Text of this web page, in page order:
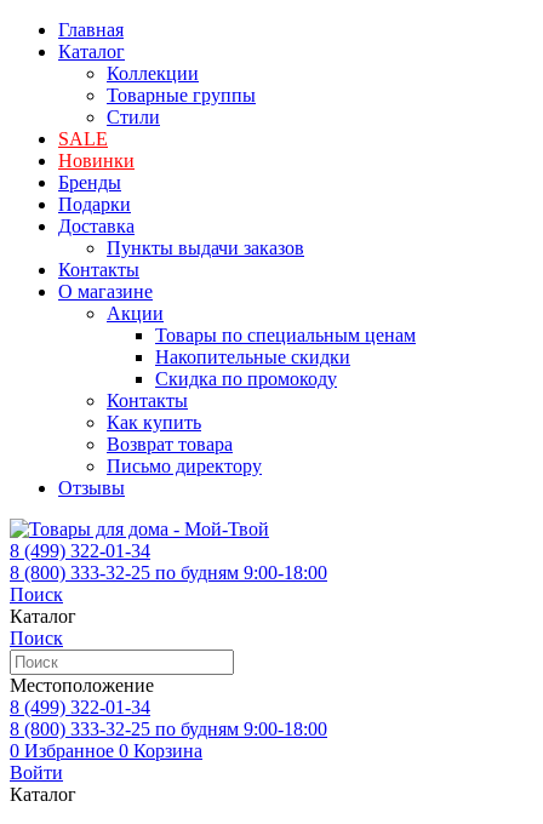
Главная
Каталог
Коллекции
Товарные группы
Стили
SALE
Новинки
Бренды
Подарки
Доставка
Пункты выдачи заказов
Контакты
О магазине
Акции
Товары по специальным ценам
Накопительные скидки
Скидка по промокоду
Контакты
Как купить
Возврат товара
Письмо директору
Отзывы
8 (499) 322-01-34
8 (800) 333-32-25 по будням 9:00-18:00
Поиск
Каталог
Поиск
Местоположение
8 (499) 322-01-34
8 (800) 333-32-25 по будням 9:00-18:00
0 Избранное 0 Корзина
Войти
Каталог